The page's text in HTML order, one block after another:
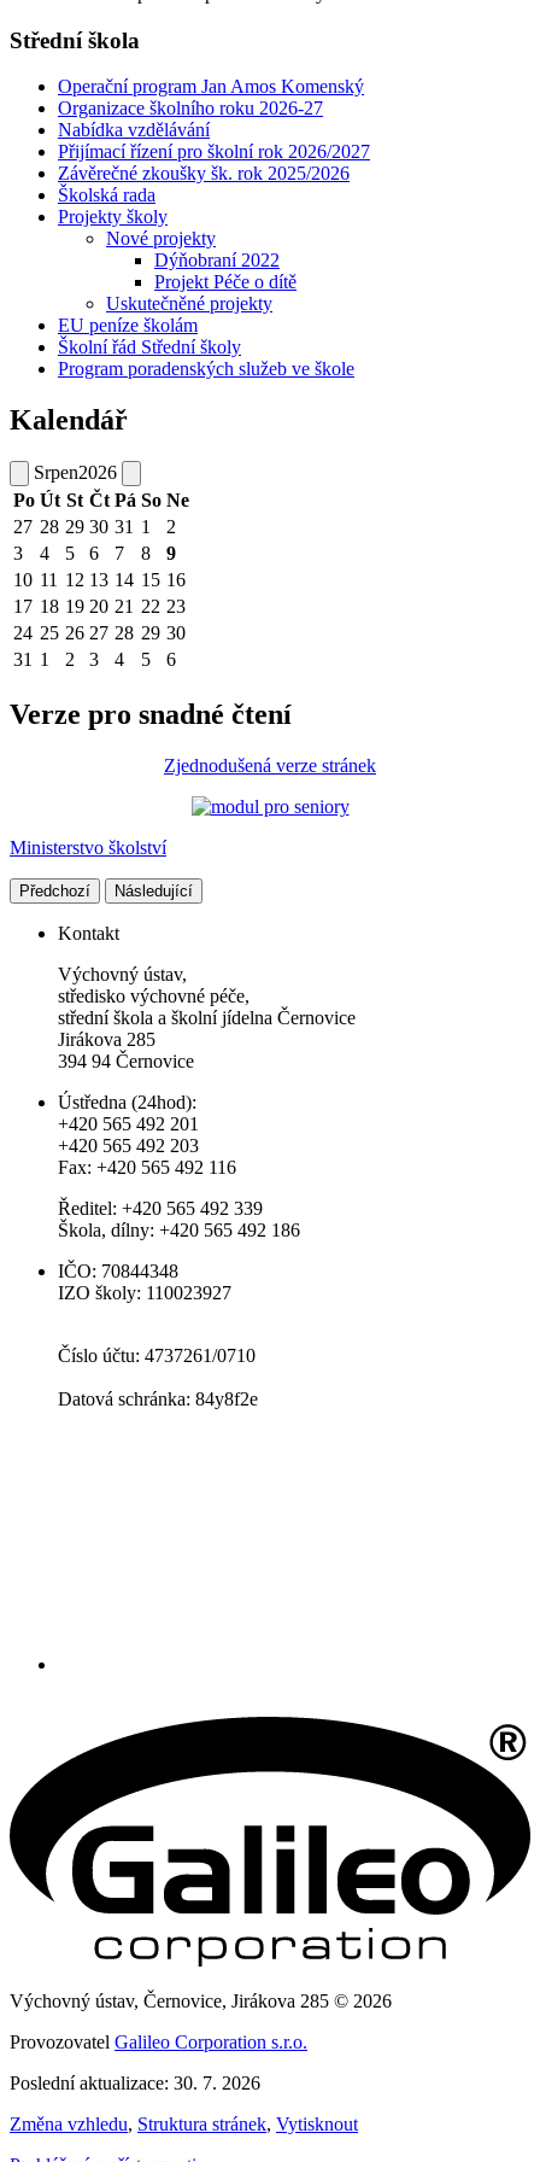
Střední škola
Operační program Jan Amos Komenský
Organizace školního roku 2026-27
Nabídka vzdělávání
Přijímací řízení pro školní rok 2026/2027
Závěrečné zkoušky šk. rok 2025/2026
Školská rada
Projekty školy
Nové projekty
Dýňobraní 2022
Projekt Péče o dítě
Uskutečněné projekty
EU peníze školám
Školní řád Střední školy
Program poradenských služeb ve škole
Kalendář
Srpen2026
Po Út St Čt Pá So Ne
27 28 29 30 31 1
2
3
4 5 6 7 8
9
10 11 12 13 14 15 16
17 18 19 20 21 22 23
24 25 26 27 28 29 30
31 1 2 3 4 5 6
Verze pro snadné čtení
Zjednodušená verze stránek
Ministerstvo školství
Předchozí Následující
Kontakt
Výchovný ústav,
středisko výchovné péče,
střední škola a školní jídelna Černovice
Jirákova 285
394 94 Černovice
Ústředna (24hod):
+420 565 492 201
+420 565 492 203
Fax: +420 565 492 116
Ředitel: +420 565 492 339
Škola, dílny: +420 565 492 186
IČO: 70844348
IZO školy: 110023927
Číslo účtu: 4737261/0710
Datová schránka: 84y8f2e
Výchovný ústav, Černovice, Jirákova 285 © 2026
Provozovatel Galileo Corporation s.r.o.
Poslední aktualizace: 30. 7. 2026
Změna vzhledu, Struktura stránek, Vytisknout